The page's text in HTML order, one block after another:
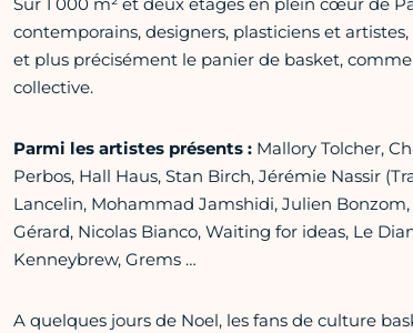
contemporains, designers, plasticiens et
et plus précisément le panier de basket,
collective.
Parmi les artistes présents : Mallory Tolcher,
Perbos, Hall Haus, Stan Birch, Jérémie Nassir
Lancelin, Mohammad Jamshidi, Julien
Gérard, Nicolas Bianco, Waiting for ideas, Le
Kenneybrew, Grems …
A quelques jours de Noel, les fans de culture